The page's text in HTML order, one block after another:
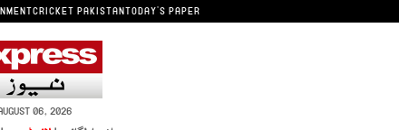
CRICKET PAKISTANTODAY'S PAPER
06, 2026